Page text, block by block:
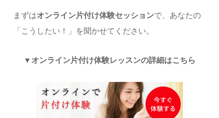
まずはオンライン片付け体験セッションで、あなたの
「こうしたい！」を聞かせてください。
▼オンライン片付け体験レッスンの詳細はこちら